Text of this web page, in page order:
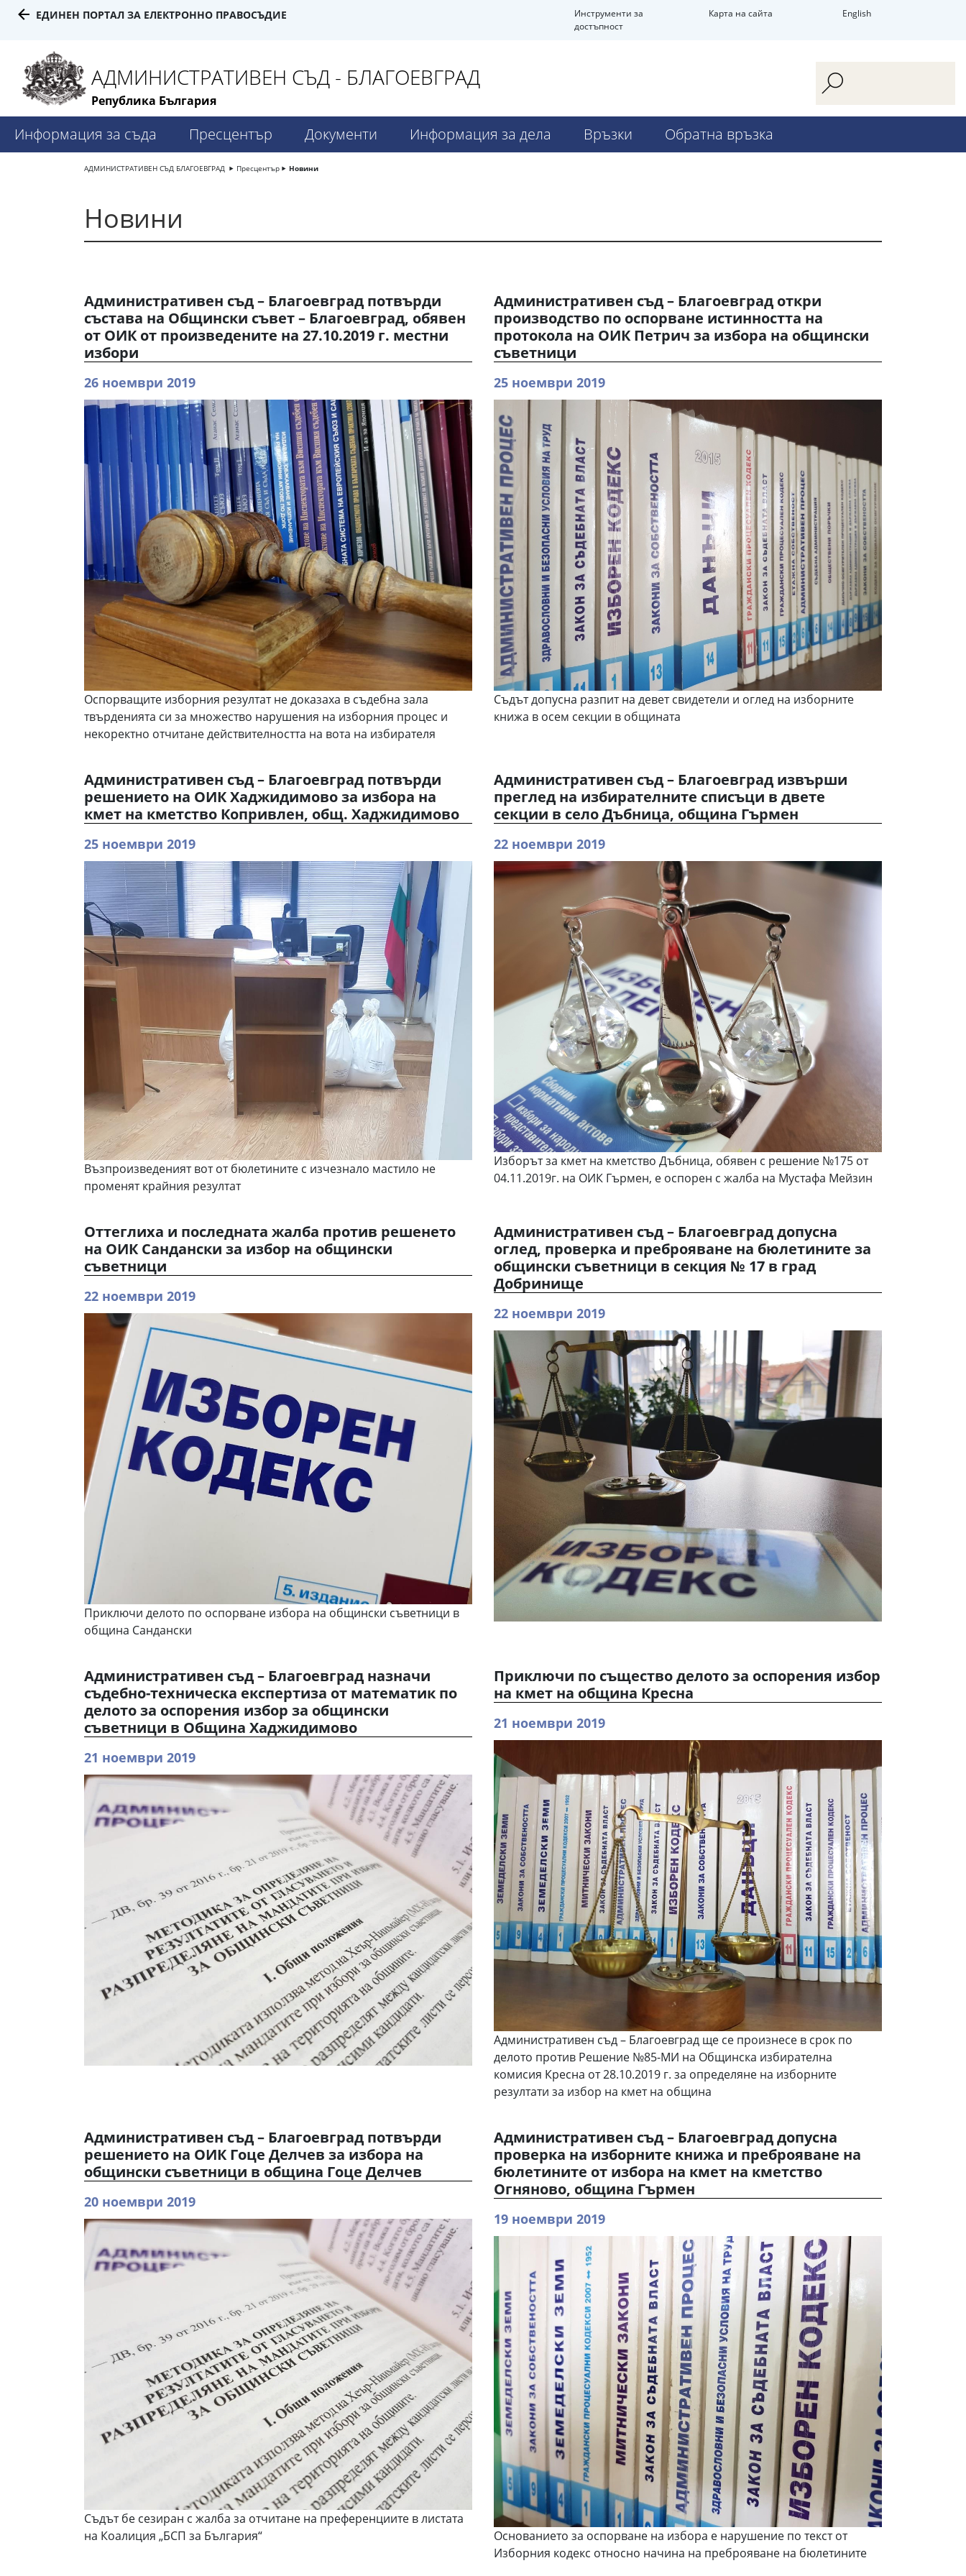
ЕДИНЕН ПОРТАЛ ЗА ЕЛЕКТРОННО ПРАВОСЪДИЕ
Инструменти за
достъпност
Карта на сайта English
АДМИНИСТРАТИВЕН СЪД - БЛАГОЕВГРАД
Република България
Информация за съда Пресцентър Документи Информация за дела Връзки Обратна връзка
АДМИНИСТРАТИВЕН СЪД БЛАГОЕВГРАД Пресцентър Новини
Новини
Административен съд – Благоевград потвърди
състава на Общински съвет – Благоевград, обявен
от ОИК от произведените на 27.10.2019 г. местни
избори
26 ноември 2019
Оспорващите изборния резултат не доказаха в съдебна зала
твърденията си за множество нарушения на изборния процес и
некоректно отчитане действителността на вота на избирателя
Административен съд – Благоевград откри
производство по оспорване истинността на
протокола на ОИК Петрич за избора на общински
съветници
25 ноември 2019
Съдът допусна разпит на девет свидетели и оглед на изборните
книжа в осем секции в общината
Административен съд – Благоевград потвърди
решението на ОИК Хаджидимово за избора на
кмет на кметство Копривлен, общ. Хаджидимово
25 ноември 2019
Възпроизведеният вот от бюлетините с изчезнало мастило не
променят крайния резултат
Административен съд – Благоевград извърши
преглед на избирателните списъци в двете
секции в село Дъбница, община Гърмен
22 ноември 2019
Изборът за кмет на кметство Дъбница, обявен с решение №175 от
04.11.2019г. на ОИК Гърмен, е оспорен с жалба на Мустафа Мейзин
Оттеглиха и последната жалба против решенето
на ОИК Сандански за избор на общински
съветници
22 ноември 2019
Приключи делото по оспорване избора на общински съветници в
община Сандански
Административен съд – Благоевград допусна
оглед, проверка и преброяване на бюлетините за
общински съветници в секция № 17 в град
Добринище
22 ноември 2019
Административен съд – Благоевград назначи
съдебно-техническа експертиза от математик по
делото за оспорения избор за общински
съветници в Община Хаджидимово
21 ноември 2019
Приключи по същество делото за оспорения избор
на кмет на община Кресна
21 ноември 2019
Административен съд – Благоевград ще се произнесе в срок по
делото против Решение №85-МИ на Общинска избирателна
комисия Кресна от 28.10.2019 г. за определяне на изборните
резултати за избор на кмет на община
Административен съд – Благоевград потвърди
решението на ОИК Гоце Делчев за избора на
общински съветници в община Гоце Делчев
20 ноември 2019
Съдът бе сезиран с жалба за отчитане на преференциите в листата
на Коалиция „БСП за България“
Административен съд – Благоевград допусна
проверка на изборните книжа и преброяване на
бюлетините от избора на кмет на кметство
Огняново, община Гърмен
19 ноември 2019
Основанието за оспорване на избора е нарушение по текст от
Изборния кодекс относно начина на преброяване на бюлетините